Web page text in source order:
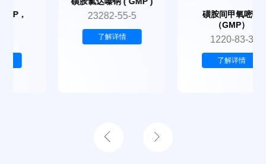
23282-55-5
磺胺间甲氧嘧啶
1220-83-3